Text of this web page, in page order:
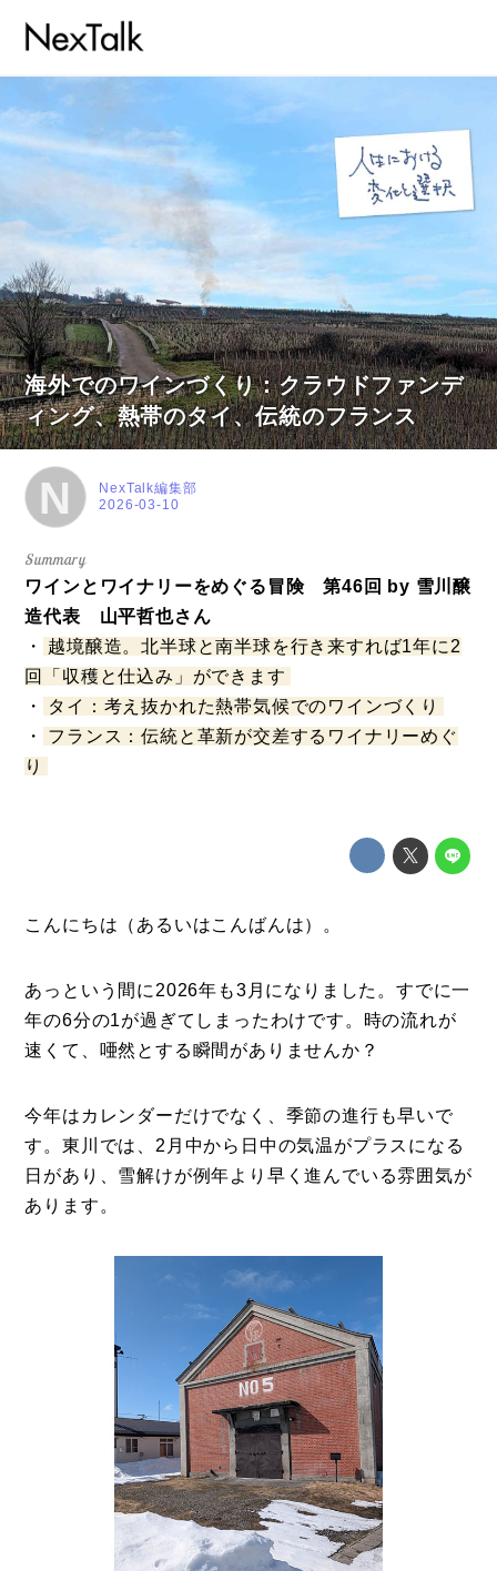
海外でのワインづくり：クラウドファンデ
ィング、熱帯のタイ、伝統のフランス
N 2026-03-10
NexTalk編集部
ワインとワイナリーをめぐる冒険 第46回 by 雪川醸
造代表 山平哲也さん
・
越境醸造。北半球と南半球を行き来すれば1年に2
回「収穫と仕込み」ができます
・
タイ：考え抜かれた熱帯気候でのワインづくり
・
フランス：伝統と革新が交差するワイナリーめぐ
り
こんにちは（あるいはこんばんは）。
あっという間に2026年も3月になりました。すでに一
年の6分の1が過ぎてしまったわけです。時の流れが
速くて、唖然とする瞬間がありませんか？
今年はカレンダーだけでなく、季節の進行も早いで
す。東川では、2月中から日中の気温がプラスになる
日があり、雪解けが例年より早く進んでいる雰囲気が
あります。